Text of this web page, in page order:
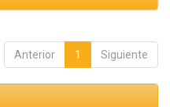
Anterior 1 Siguiente